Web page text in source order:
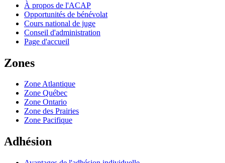
À propos de l'ACAP
Opportunités de bénévolat
Cours national de juge
Conseil d'administration
Page d'accueil
Zones
Zone Atlantique
Zone Québec
Zone Ontario
Zone des Prairies
Zone Pacifique
Adhésion